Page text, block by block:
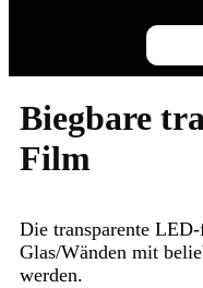
Biegbare
Film
Die transparente
Glas/Wänden mit
werden.